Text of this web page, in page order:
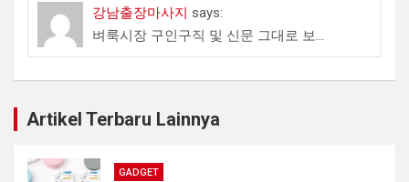
강남출장마사지 says:
벼룩시장 구인구직 및 신문 그대로 보...
Artikel Terbaru Lainnya
GADGET